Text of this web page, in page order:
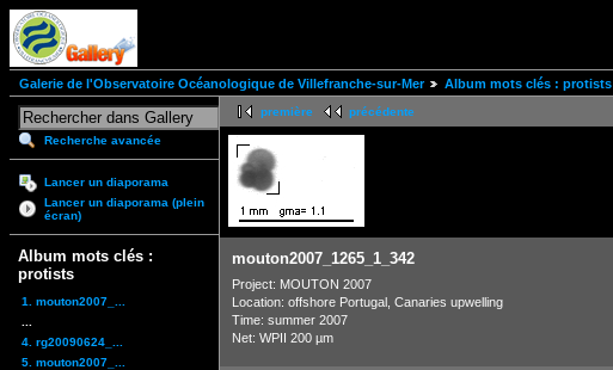
Galerie de l'Observatoire Océanologique de Villefranche-sur-Mer Album mots clés : protists
Recherche avancée
Lancer un diaporama
Lancer un diaporama (plein
écran)
Album mots clés :
protists
1. mouton2007_...
4. rg20090624_...
5. mouton2007_...
première précédente
mouton2007_1265_1_342
Project: MOUTON 2007
Location: offshore Portugal, Canaries upwelling
Time: summer 2007
Net: WPII 200 µm